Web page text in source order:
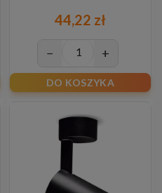
44,22 zł
− +
DO KOSZYKA